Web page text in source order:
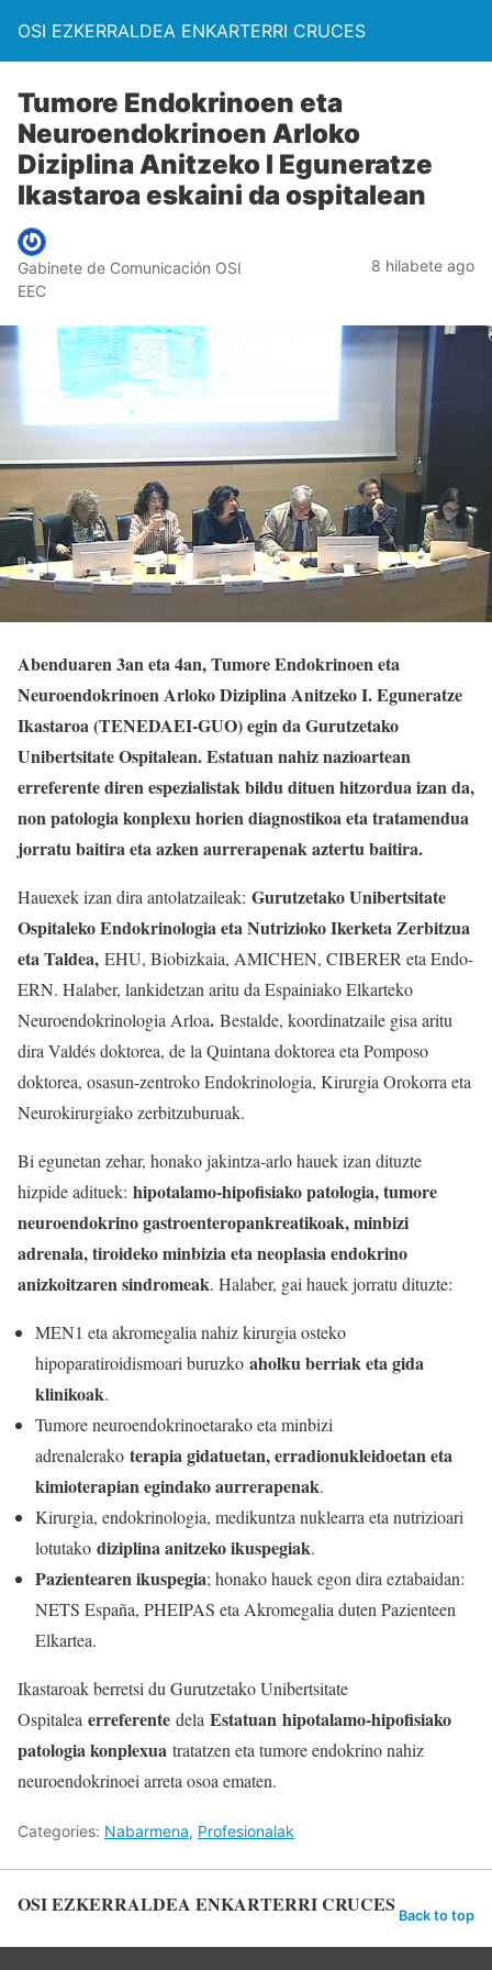
OSI EZKERRALDEA ENKARTERRI CRUCES
Tumore Endokrinoen eta
Neuroendokrinoen Arloko
Diziplina Anitzeko I Eguneratze
Ikastaroa eskaini da ospitalean
Gabinete de Comunicación OSI
EEC
8 hilabete ago
Abenduaren 3an eta 4an, Tumore Endokrinoen eta
Neuroendokrinoen Arloko Diziplina Anitzeko I. Eguneratze
Ikastaroa (TENEDAEI-GUO) egin da Gurutzetako
Unibertsitate Ospitalean. Estatuan nahiz nazioartean
erreferente diren espezialistak bildu dituen hitzordua izan da,
non patologia konplexu horien diagnostikoa eta tratamendua
jorratu baitira eta azken aurrerapenak aztertu baitira.
Hauexek izan dira antolatzaileak: Gurutzetako Unibertsitate
Ospitaleko Endokrinologia eta Nutrizioko Ikerketa Zerbitzua
eta Taldea, EHU, Biobizkaia, AMICHEN, CIBERER eta Endo-
ERN. Halaber, lankidetzan aritu da Espainiako Elkarteko
Neuroendokrinologia Arloa. Bestalde, koordinatzaile gisa aritu
dira Valdés doktorea, de la Quintana doktorea eta Pomposo
doktorea, osasun-zentroko Endokrinologia, Kirurgia Orokorra eta
Neurokirurgiako zerbitzuburuak.
Bi egunetan zehar, honako jakintza-arlo hauek izan dituzte
hizpide adituek: hipotalamo-hipofisiako patologia, tumore
neuroendokrino gastroenteropankreatikoak, minbizi
adrenala, tiroideko minbizia eta neoplasia endokrino
anizkoitzaren sindromeak. Halaber, gai hauek jorratu dituzte:
MEN1 eta akromegalia nahiz kirurgia osteko
hipoparatiroidismoari buruzko aholku berriak eta gida
klinikoak.
Tumore neuroendokrinoetarako eta minbizi
adrenalerako terapia gidatuetan, erradionukleidoetan eta
kimioterapian egindako aurrerapenak.
Kirurgia, endokrinologia, medikuntza nuklearra eta nutrizioari
lotutako diziplina anitzeko ikuspegiak.
Pazientearen ikuspegia; honako hauek egon dira eztabaidan:
NETS España, PHEIPAS eta Akromegalia duten Pazienteen
Elkartea.
Ikastaroak berretsi du Gurutzetako Unibertsitate
Ospitalea erreferente dela Estatuan hipotalamo-hipofisiako
patologia konplexua tratatzen eta tumore endokrino nahiz
neuroendokrinoei arreta osoa ematen.
Categories: Nabarmena, Profesionalak
OSI EZKERRALDEA ENKARTERRI CRUCES Back to top